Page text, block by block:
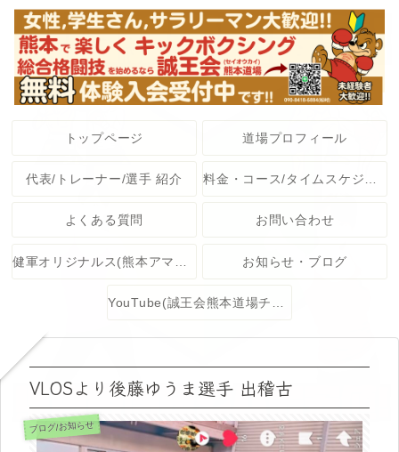
トップページ 道場プロフィール
代表/トレーナー/選手 紹介
よくある質問 お問い合わせ
お知らせ・ブログ
YouTube(誠王会熊本道場チャンネル)
VLOSより後藤ゆうま選手 出稽古
ブログ/お知らせ